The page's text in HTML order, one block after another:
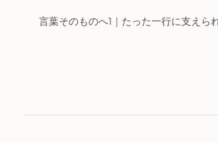
言葉そのものへ1｜たった一行に支えら